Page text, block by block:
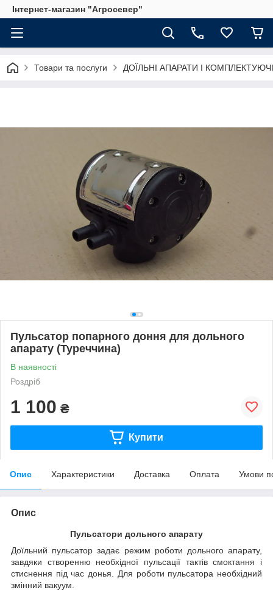
Інтернет-магазин "Агросевер"
Товари та послуги ДОЇЛЬНІ АПАРАТИ І КОМПЛЕКТУЮЧІ
Пульсатор попарного доння для дольного
апарату (Туреччина)
В наявності
Роздріб
1 100 ₴
Купити
Опис Характеристики Доставка Оплата Умови
Опис
Пульсатори дольного апарату
Доїльний пульсатор задає режим роботи дольного апарату,
завдяки створенню необхідної пульсації тактів смоктання і
стиснення під час донья. Для роботи пульсатора необхідний
змінний вакуум.